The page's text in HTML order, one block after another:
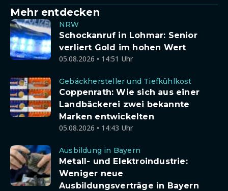
Mehr entdecken
NRW
Schockanruf in Lohmar: Senior
verliert Gold im hohen Wert
05.08.2026 • 14:51 Uhr
Gebäckhersteller und Tiefkühlkost
Coppenrath: Wie sich aus einer
Landbäckerei zwei bekannte
Marken entwickelten
05.08.2026 • 14:43 Uhr
Ausbildung in Bayern
Metall- und Elektroindustrie:
Weniger neue
Ausbildungsverträge in Bayern